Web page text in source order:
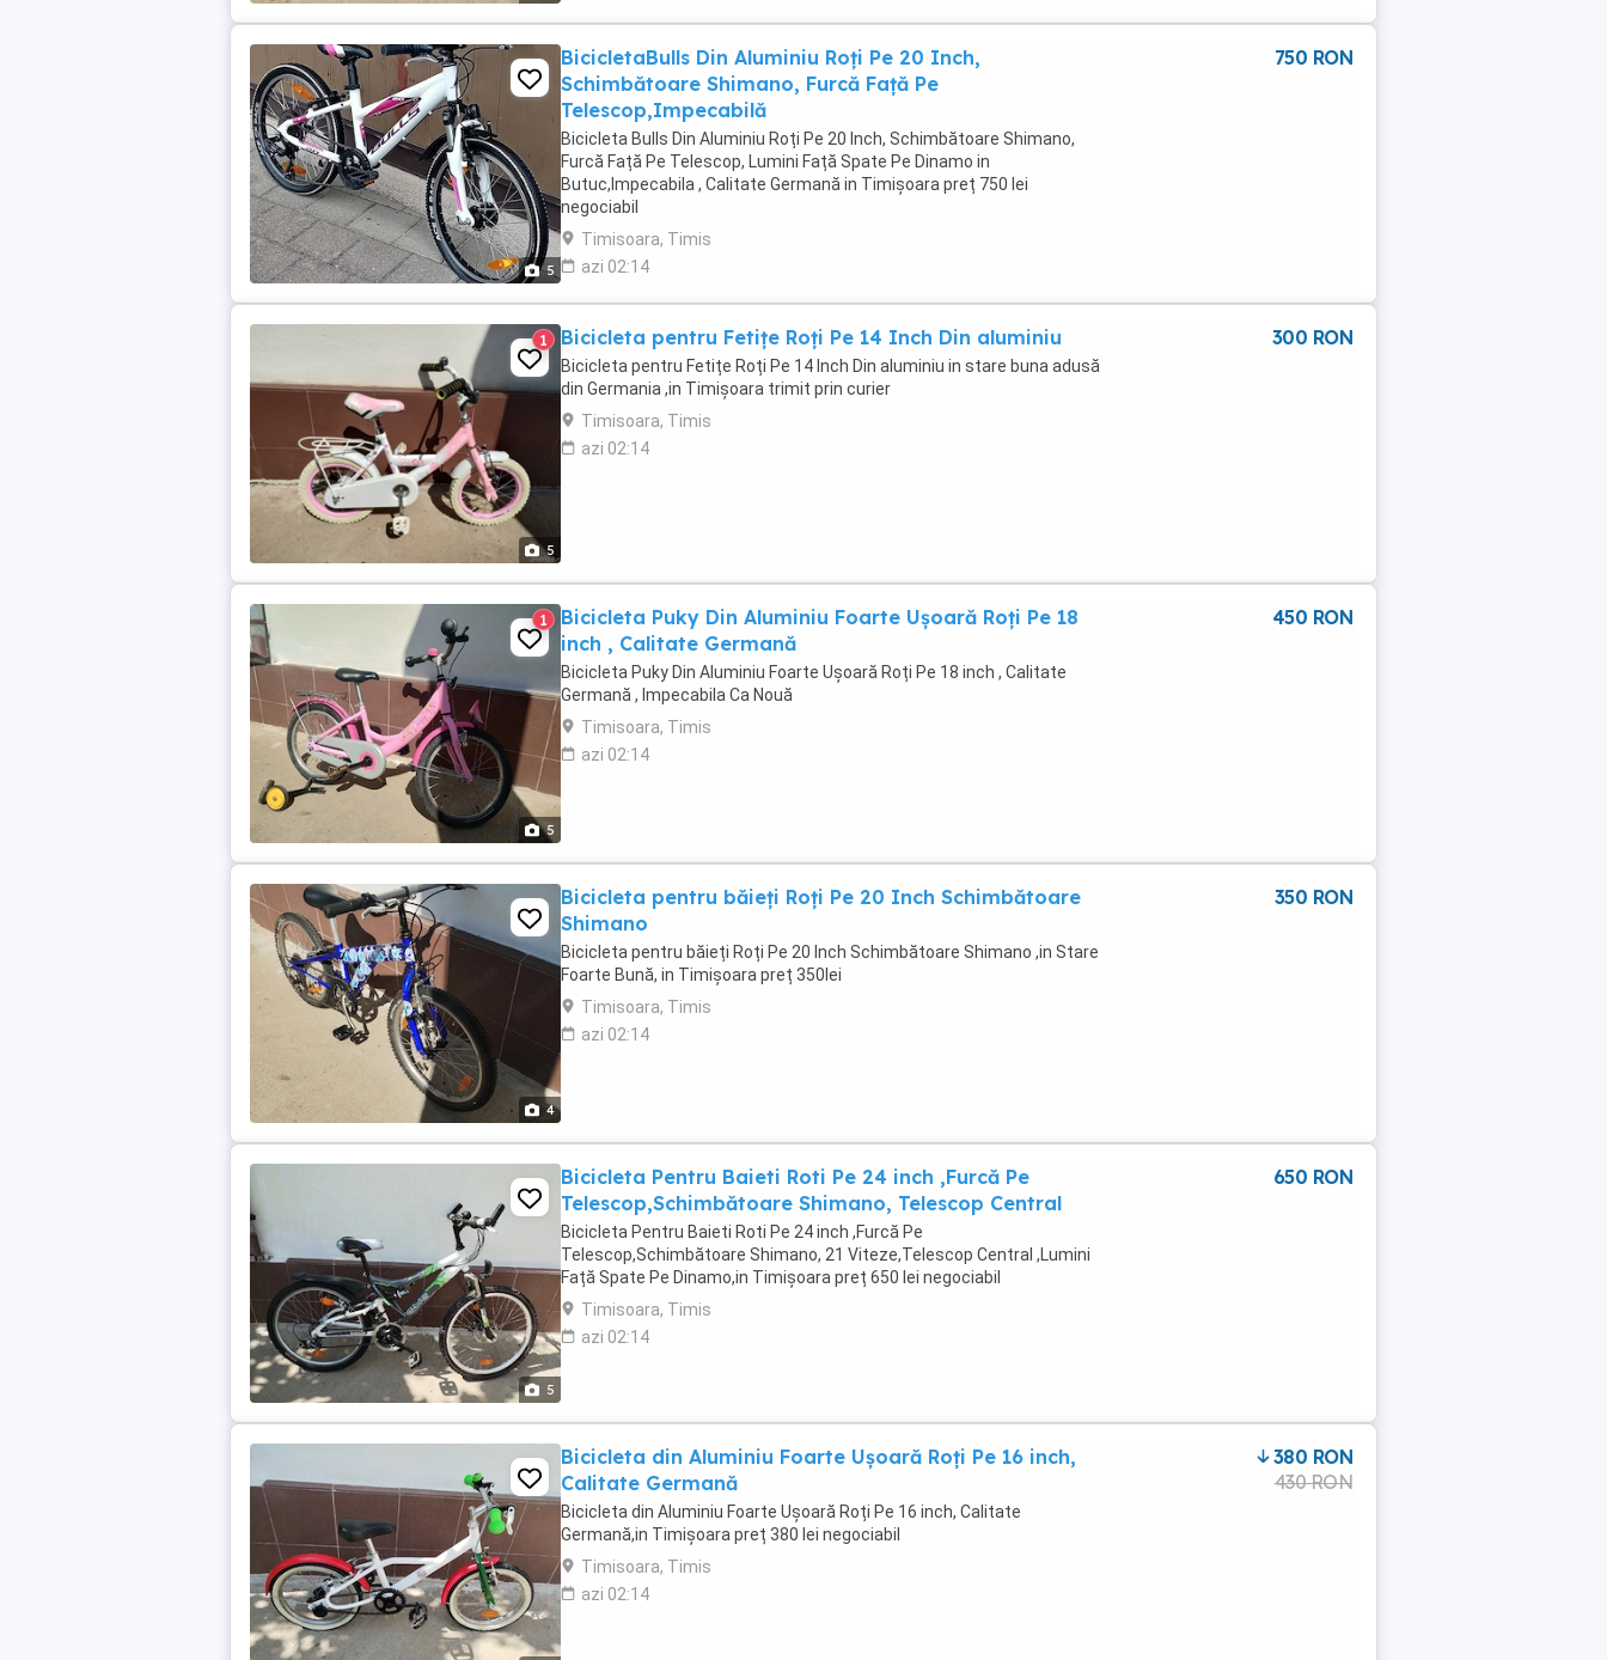
5
BicicletaBulls Din Aluminiu Roți Pe 20 Inch,
Schimbătoare Shimano, Furcă Față Pe
Telescop,Impecabilă
Bicicleta Bulls Din Aluminiu Roți Pe 20 Inch, Schimbătoare Shimano,
Furcă Față Pe Telescop, Lumini Față Spate Pe Dinamo in
Butuc,Impecabila , Calitate Germană in Timișoara preț 750 lei
negociabil
Timisoara, Timis
azi 02:14
750 RON
5
1 Bicicleta pentru Fetițe Roți Pe 14 Inch Din aluminiu
Bicicleta pentru Fetițe Roți Pe 14 Inch Din aluminiu in stare buna adusă
din Germania ,in Timișoara trimit prin curier
Timisoara, Timis
azi 02:14
300 RON
5
1
Bicicleta Puky Din Aluminiu Foarte Ușoară Roți Pe 18
inch , Calitate Germană
Bicicleta Puky Din Aluminiu Foarte Ușoară Roți Pe 18 inch , Calitate
Germană , Impecabila Ca Nouă
Timisoara, Timis
azi 02:14
450 RON
4
Bicicleta pentru băieți Roți Pe 20 Inch Schimbătoare
Shimano
Bicicleta pentru băieți Roți Pe 20 Inch Schimbătoare Shimano ,in Stare
Foarte Bună, in Timișoara preț 350lei
Timisoara, Timis
azi 02:14
350 RON
5
Bicicleta Pentru Baieti Roti Pe 24 inch ,Furcă Pe
Telescop,Schimbătoare Shimano, Telescop Central
Bicicleta Pentru Baieti Roti Pe 24 inch ,Furcă Pe
Telescop,Schimbătoare Shimano, 21 Viteze,Telescop Central ,Lumini
Față Spate Pe Dinamo,in Timișoara preț 650 lei negociabil
Timisoara, Timis
azi 02:14
650 RON
Bicicleta din Aluminiu Foarte Ușoară Roți Pe 16 inch,
Calitate Germană
Bicicleta din Aluminiu Foarte Ușoară Roți Pe 16 inch, Calitate
Germană,in Timișoara preț 380 lei negociabil
Timisoara, Timis
azi 02:14
380 RON
430 RON